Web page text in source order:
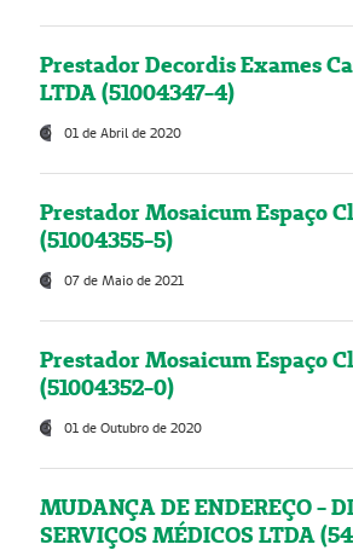
Prestador Decordis Exames
LTDA (51004347-4)
01 de Abril de 2020
Prestador Mosaicum Espaço
(51004355-5)
07 de Maio de 2021
Prestador Mosaicum Espaço
(51004352-0)
01 de Outubro de 2020
MUDANÇA DE ENDEREÇO -
SERVIÇOS MÉDICOS LTDA